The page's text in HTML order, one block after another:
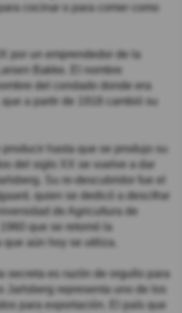
cocinar o para comer como
por un emprendedor de la
Bakke. El nombre
del condado donde era
a partir de 1918 cambió su
producir hasta que se produjo su
del siglo XX se vuelve a dar
Su re-descubridor fue el
quien se dedicó a descifrar
de Agricultura de
que se retomó la
aún hoy se utiliza.
secreta es razón de orgullo para
Jarlsberg representa uno de los
para exportación. El país que